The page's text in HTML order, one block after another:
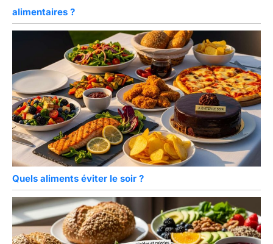
alimentaires ?
Quels aliments éviter le soir ?